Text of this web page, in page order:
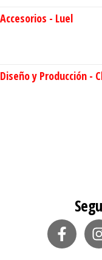
Accesorios - Luel
Diseño y Producción -